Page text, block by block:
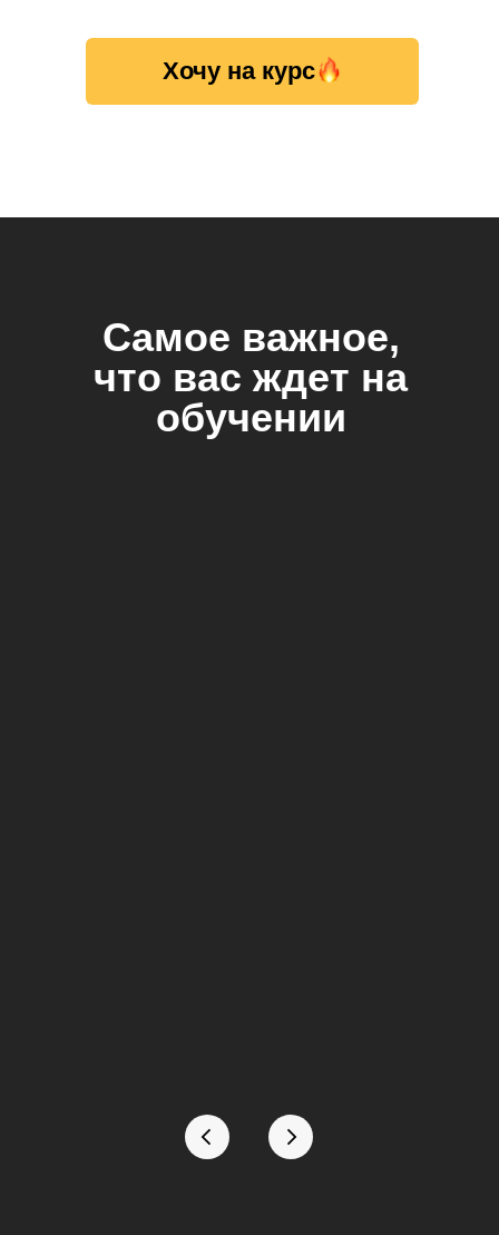
Хочу на курс
Самое важное,
что вас ждет на
обучении